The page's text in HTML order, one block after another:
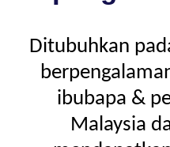
Ditubuhkan
ibubapa &
Malaysia